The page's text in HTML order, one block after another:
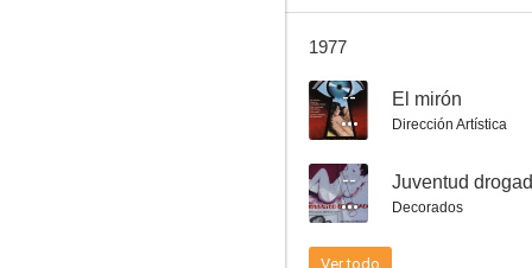
5.0
1977
-- El mirón
Dirección Artística
-- Juventud
Decorados
Ver todo